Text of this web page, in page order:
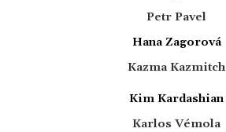
Petr Pavel
Hana Zagorová
Kazma Kazmitch
Kim Kardashian
Karlos Vémola